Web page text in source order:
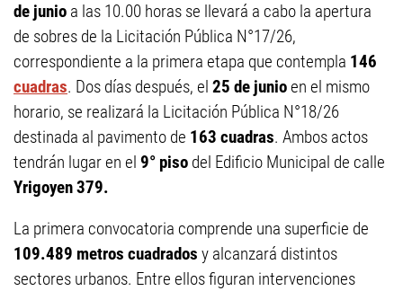
de junio a las 10.00 horas se llevará a cabo la apertura
de sobres de la Licitación Pública N°17/26,
correspondiente a la primera etapa que contempla 146
cuadras. Dos días después, el 25 de junioen el mismo
horario, se realizará la Licitación Pública N°18/26
destinada al pavimento de 163 cuadras. Ambos actos
tendrán lugar en el 9° piso del Edificio Municipal de calle
Yrigoyen 379.
La primera convocatoria comprende una superficie de
109.489 metros cuadrados y alcanzará distintos
sectores urbanos. Entre ellos figuran intervenciones